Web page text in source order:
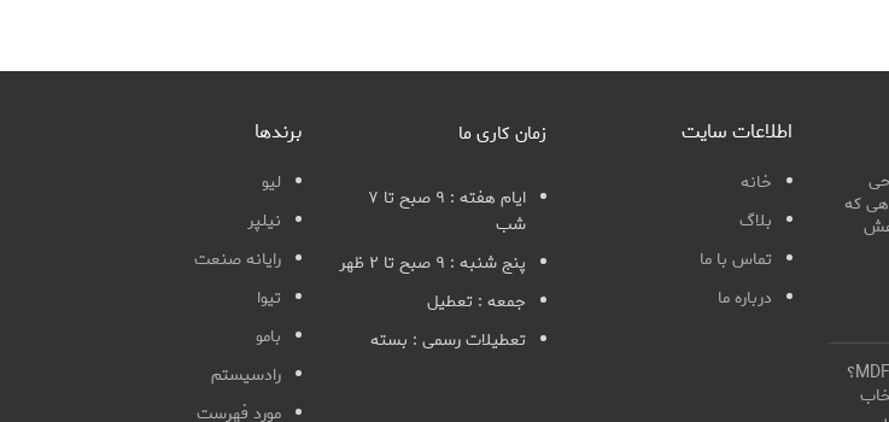
اشتباهی که
پارتیشن شیشه‌ای یا MDF؟
اطلاعات سایت
خانه
بلاگ
تماس با ما
درباره ما
زمان کاری ما
ایام هفته : ۹ صبح تا ۷
شب
پنج شنبه : ۹ صبح تا ۲ ظهر
جمعه : تعطیل
تعطیلات رسمی : بسته
برندها
لیو
نیلپر
رایانه صنعت
تیوا
بامو
رادسیستم
مورد فهرست